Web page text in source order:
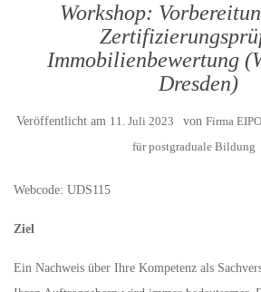
Workshop:
Immobilienbewertung
Dresden)
Veröffentlicht am 11. Juli 2023 von Firma
für postgraduale Bildung
Webcode: UDS115
Ziel
Ein Nachweis über Ihre Kompetenz als